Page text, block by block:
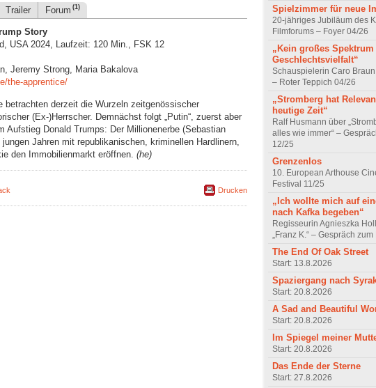
Trailer Forum (1)
Story
USA 2024, Laufzeit: 120 Min., FSK 12
Jeremy Strong, Maria Bakalova
the-apprentice/
betrachten derzeit die Wurzeln zeitgenössischer
(Ex-)Herrscher. Demnächst folgt „Putin“, zuerst aber
Aufstieg Donald Trumps: Der Millionenerbe (Sebastian
Jahren mit republikanischen, kriminellen Hardlinern,
den Immobilienmarkt eröffnen. (he)
Drucken
Spielzimmer für neue
20-jähriges Jubiläum des
Filmforums – Foyer 04/26
„Kein großes Spektrum
Geschlechtsvielfalt“
Schauspielerin Caro Braun
– Roter Teppich 04/26
„Stromberg hat
heutige Zeit“
Ralf Husmann über
alles wie immer“ –
12/25
Grenzenlos
10. European Arthouse
Festival 11/25
„Ich wollte mich auf
nach Kafka begeben“
Regisseurin Agnieszka
„Franz K.“ – Gespräch
The End Of Oak Street
Start: 13.8.2026
Spaziergang nach
Start: 20.8.2026
A Sad and Beautiful
Start: 20.8.2026
Im Spiegel meiner
Start: 20.8.2026
Das Ende der Sterne
Start: 27.8.2026